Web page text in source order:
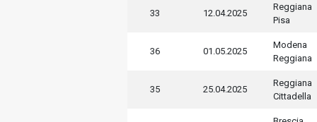
33 12.04.2025
Reggiana
Pisa
36 01.05.2025
Modena
Reggiana
35 25.04.2025
Reggiana
Cittadella